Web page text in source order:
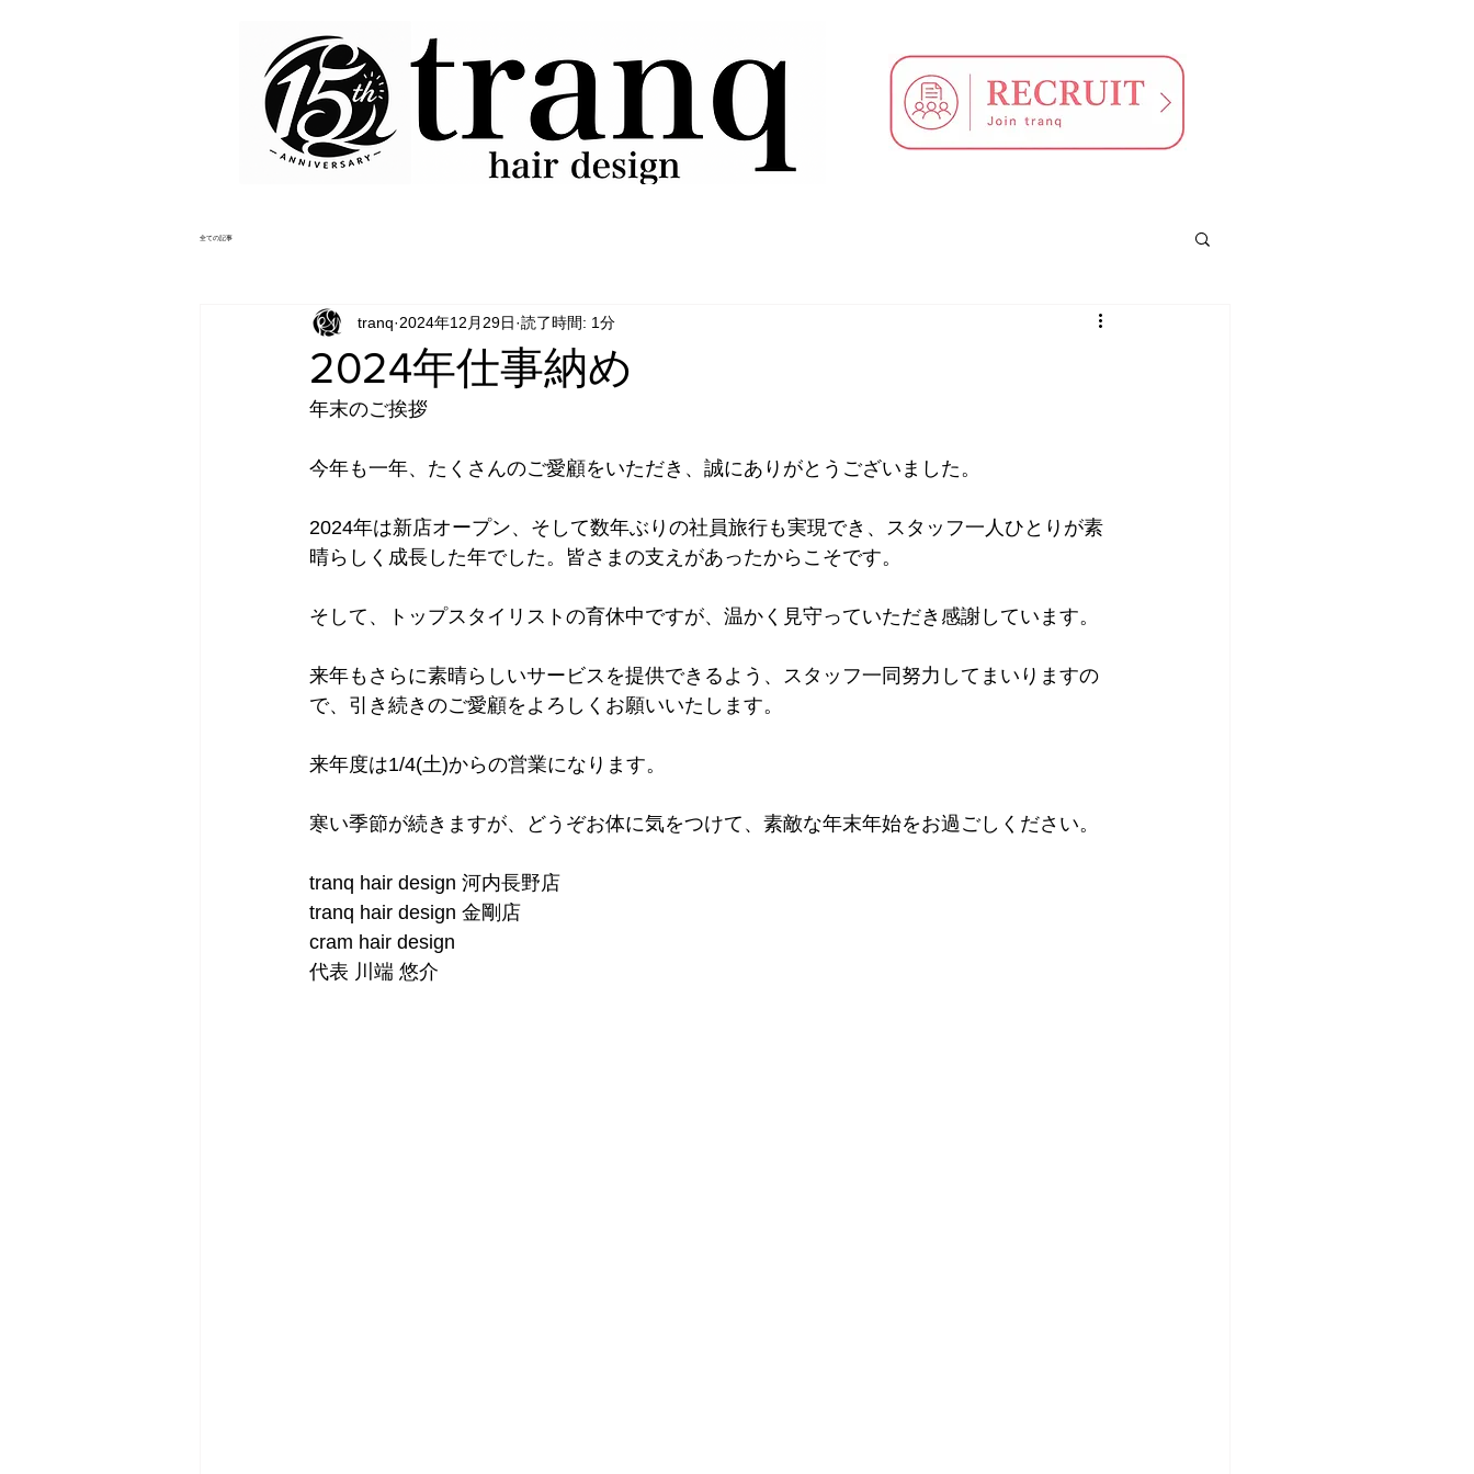
全ての記事
2024年仕事納め
tranq 2024年12月29日 読了時間: 1分
年末のご挨拶
今年も一年、たくさんのご愛顧をいただき、誠にありがとうございました。
2024年は新店オープン、そして数年ぶりの社員旅行も実現でき、スタッフ一人ひとりが素
晴らしく成長した年でした。皆さまの支えがあったからこそです。
そして、トップスタイリストの育休中ですが、温かく見守っていただき感謝しています。
来年もさらに素晴らしいサービスを提供できるよう、スタッフ一同努力してまいりますの
で、引き続きのご愛顧をよろしくお願いいたします。
来年度は1/4(土)からの営業になります。
寒い季節が続きますが、どうぞお体に気をつけて、素敵な年末年始をお過ごしください。
tranq hair design 河内長野店
tranq hair design 金剛店
cram hair design
代表 川端 悠介